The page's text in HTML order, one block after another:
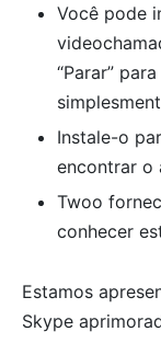
Você pode
“Parar”
Instale-o
encontrar o
Twoo
conhecer
Estamos
Skype